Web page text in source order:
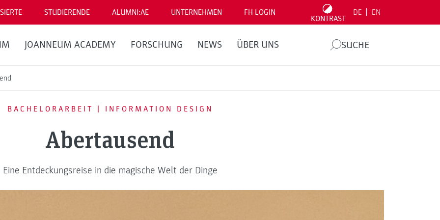
STUDIERENDE ALUMNI:AE UNTERNEHMEN FH LOGIN
KONTRAST
DE EN
JOANNEUM ACADEMY FORSCHUNG NEWS ÜBER UNS SUCHE
BACHELORARBEIT | INFORMATION DESIGN
Abertausend
Eine Entdeckungsreise in die magische Welt der Dinge